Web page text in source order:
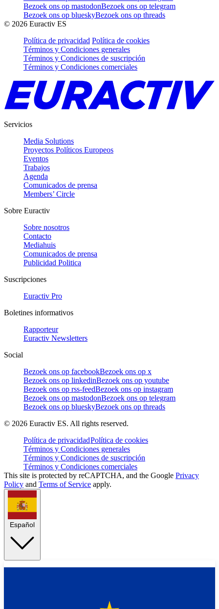
Bezoek ons op mastodonBezoek ons op telegram
Bezoek ons op blueskyBezoek ons op threads
© 2026 Euractiv ES
Política de privacidad Política de cookies
Términos y Condiciones generales
Términos y Condiciones de suscripción
Términos y Condiciones comerciales
Servicios
Media Solutions
Proyectos Políticos Europeos
Eventos
Trabajos
Agenda
Comunicados de prensa
Members’ Circle
Sobre Euractiv
Sobre nosotros
Contacto
Mediahuis
Comunicados de prensa
Publicidad Politica
Suscripciones
Euractiv Pro
Boletines informativos
Rapporteur
Euractiv Newsletters
Social
Bezoek ons op facebookBezoek ons op x
Bezoek ons op linkedinBezoek ons op youtube
Bezoek ons op rss-feedBezoek ons op instagram
Bezoek ons op mastodonBezoek ons op telegram
Bezoek ons op blueskyBezoek ons op threads
© 2026 Euractiv ES. All rights reserved.
Política de privacidadPolítica de cookies
Términos y Condiciones generales
Términos y Condiciones de suscripción
Términos y Condiciones comerciales
This site is protected by reCAPTCHA, and the Google Privacy
Policy and Terms of Service apply.
Español